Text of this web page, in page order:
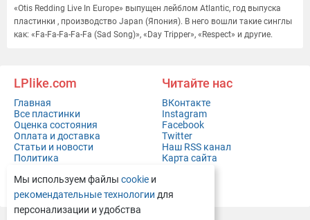
«Otis Redding Live In Europe» выпущен лейблом Atlantic, год выпуска
пластинки , производство Japan (Япония). В него вошли такие синглы
как: «Fa-Fa-Fa-Fa-Fa (Sad Song)», «Day Tripper», «Respect» и другие.
LPlike.com
Главная
Все пластинки
Оценка состояния
Оплата и доставка
Статьи и новости
Политика
Контакты
Полная версия сайта
Читайте нас
ВКонтакте
Instagram
Facebook
Twitter
Наш RSS канал
Карта сайта
Мы используем файлы cookie и
рекомендательные технологии для
персонализации и удобства